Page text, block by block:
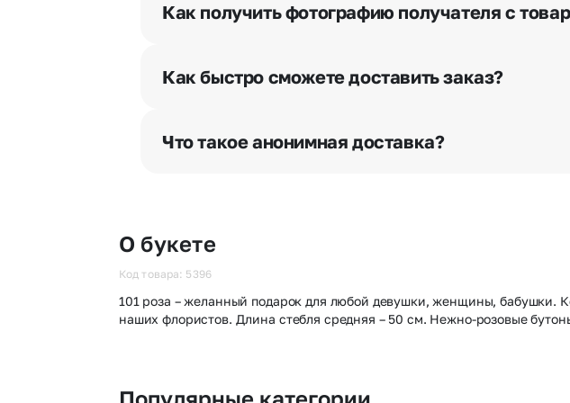
Как получить фотографию получателя с
разрешения получателя, после чего высылается
бесплатная.
Как быстро сможете доставить заказ?
часа после оформления заказа.
Что такое анонимная доставка?
О букете
Код товара: 5396
101 роза – желанный подарок для любой девушки, женщины, бабушки.
наших флористов. Длина стебля средняя – 50 см. Нежно-розовые